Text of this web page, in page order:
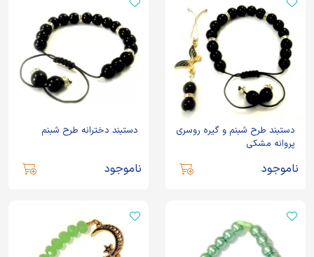
دستبند طرح شبنم و گیره روسری
پروانه مشکی
ناموجود
دستبند دخترانه طرح شبنم
ناموجود